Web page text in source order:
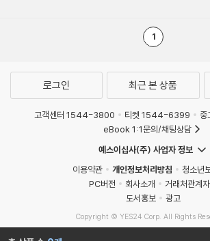
1
로그인 최근 본 상품
고객센터 1544-3800 티켓 1544-6399
eBook 1:1문의/채팅상담
예스이십사(주) 사업자 정보
이용약관
개인정보처리방침
청소년
PC버전
회사소개
거래처관계
도서홍보
광고
Copyright © YES24 Corp. All Rights
MATOM15